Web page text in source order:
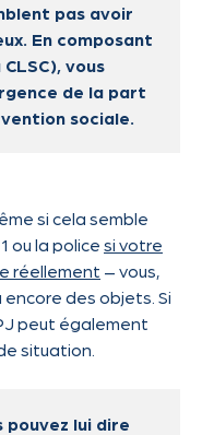
pas avoir
En composant
vous
de la part
sociale.
si cela semble
ou la police si votre
réellement – vous,
encore des objets. Si
peut également
situation.
pouvez lui dire